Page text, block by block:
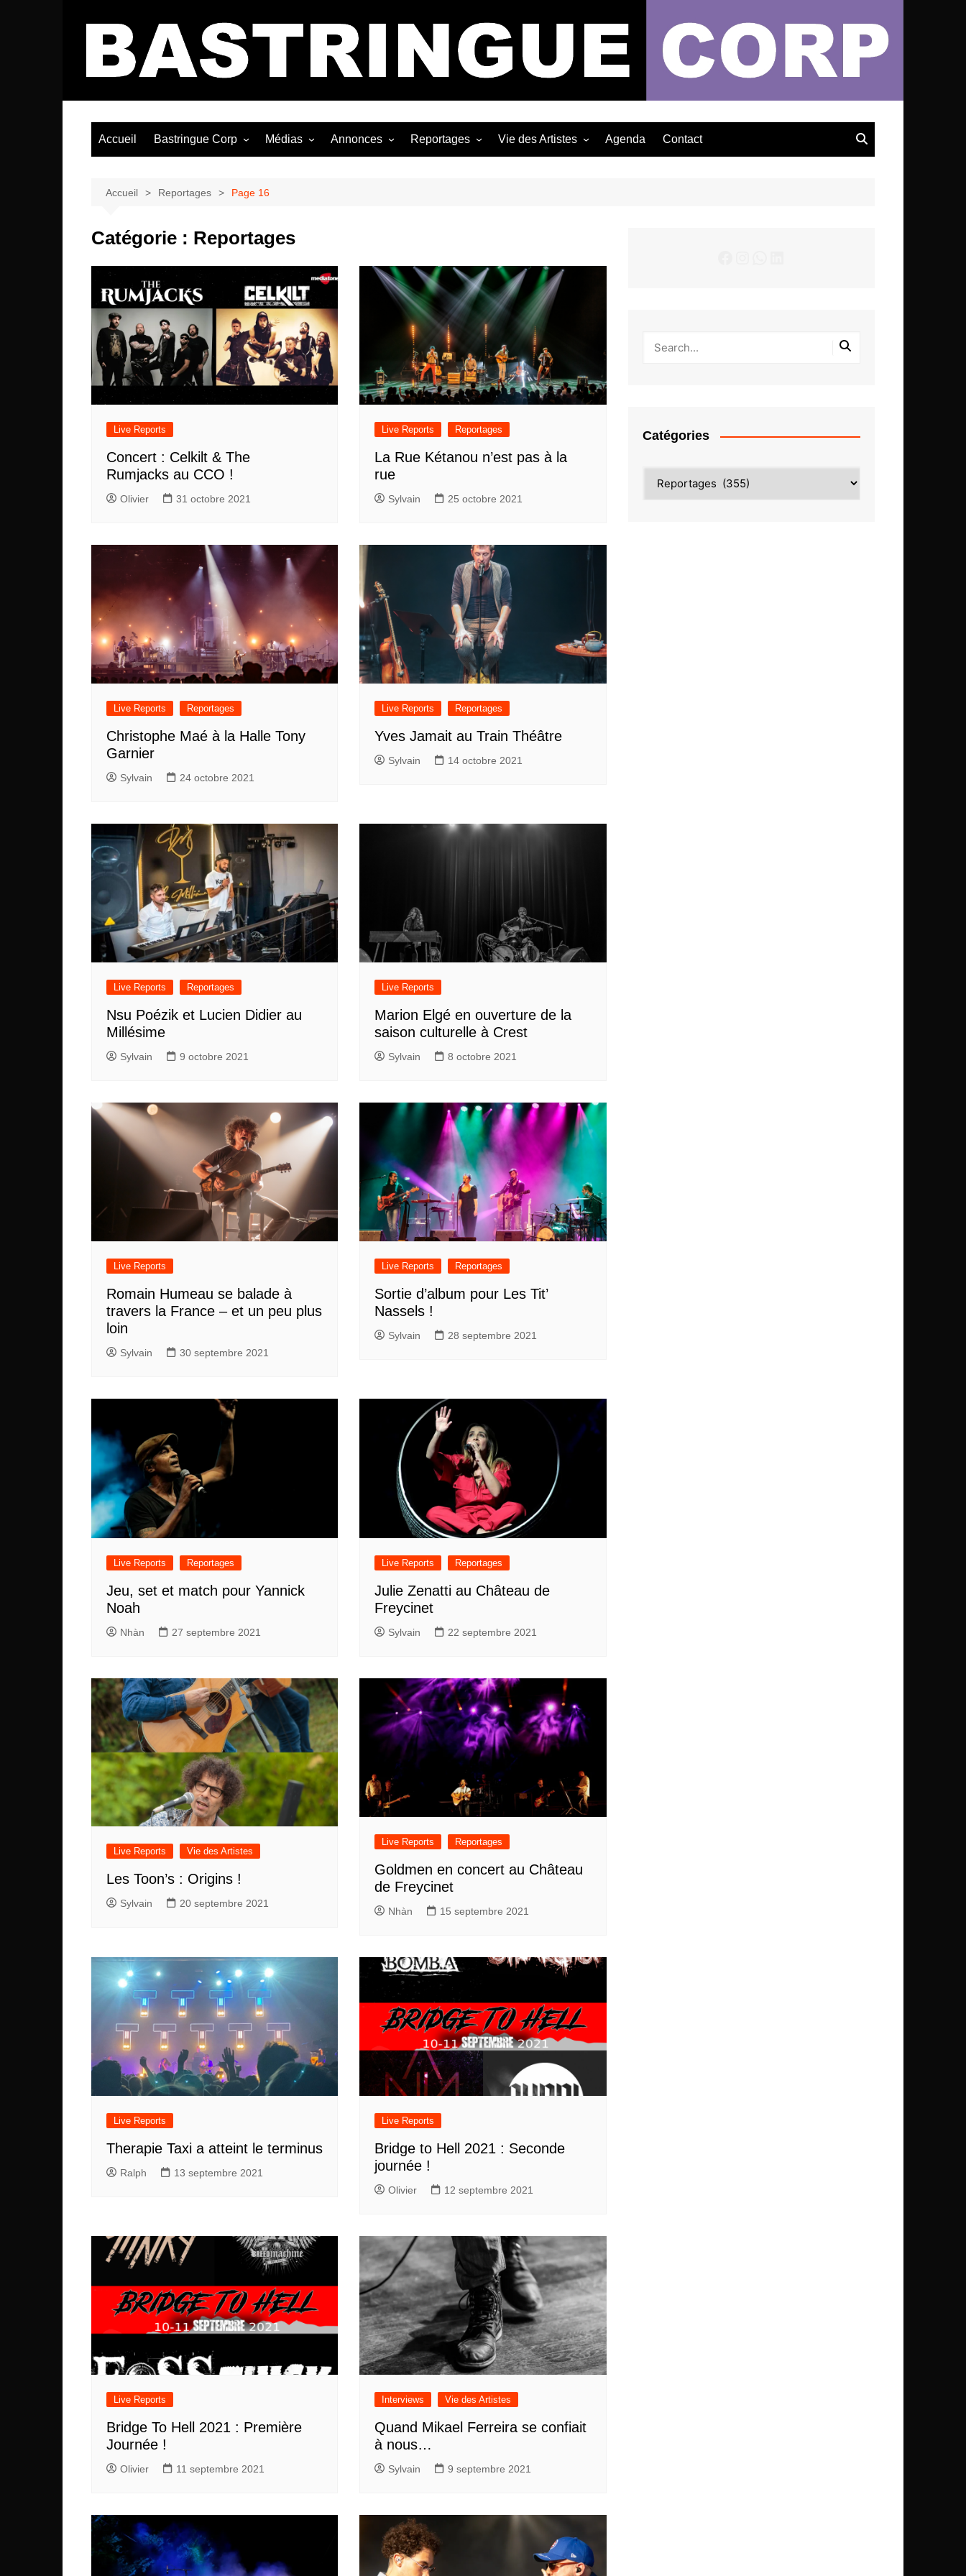
Bastringue Corp – Actualités Musicales
Accueil Bastringue Corp Médias
Albums / EP
Annonces Reportages Vie des Artistes Agenda Contact
Accueil Reportages Page 16
Catégorie : Reportages
Live Reports
Concert : Celkilt & The
Rumjacks au CCO !
Olivier 31 octobre 2021
Live Reports Reportages
La Rue Kétanou n’est pas à la
rue
Sylvain 25 octobre 2021
Live Reports Reportages
Christophe Maé à la Halle Tony
Garnier
Sylvain 24 octobre 2021
Live Reports Reportages
Yves Jamait au Train Théâtre
Sylvain 14 octobre 2021
Live Reports Reportages
Nsu Poézik et Lucien Didier au
Millésime
Sylvain 9 octobre 2021
Live Reports
Marion Elgé en ouverture de la
saison culturelle à Crest
Sylvain 8 octobre 2021
Live Reports
Romain Humeau se balade à
travers la France – et un peu plus
loin
Sylvain 30 septembre 2021
Live Reports Reportages
Sortie d’album pour Les Tit’
Nassels !
Sylvain 28 septembre 2021
Live Reports Reportages
Jeu, set et match pour Yannick
Noah
Nhàn 27 septembre 2021
Live Reports Reportages
Julie Zenatti au Château de
Freycinet
Sylvain 22 septembre 2021
Live Reports Vie des Artistes
Les Toon’s : Origins !
Sylvain 20 septembre 2021
Live Reports Reportages
Goldmen en concert au Château
de Freycinet
Nhàn 15 septembre 2021
Live Reports
Therapie Taxi a atteint le terminus
Ralph 13 septembre 2021
Live Reports
Bridge to Hell 2021 : Seconde
journée !
Olivier 12 septembre 2021
Live Reports
Bridge To Hell 2021 : Première
Journée !
Olivier 11 septembre 2021
Interviews Vie des Artistes
Quand Mikael Ferreira se confiait
à nous…
Sylvain 9 septembre 2021
Catégories